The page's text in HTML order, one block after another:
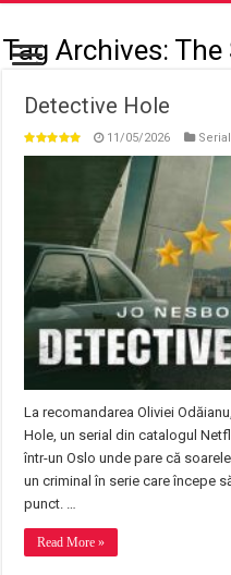
Tag Archives: The
Detective Hole
11/05/2026
La recomandarea Oliviei
Hole, un serial din catalogul
într-un Oslo unde pare că
un criminal în serie care începe
punct. …
Read More »